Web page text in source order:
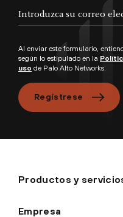
Al enviar este formulario,
según lo estipulado en la
uso de Palo Alto Networks.
Regístrese
Productos y
Empresa